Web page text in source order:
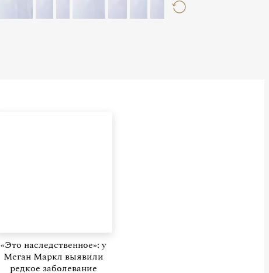
«Это наследственное»: у
Меган Маркл выявили
редкое заболевание